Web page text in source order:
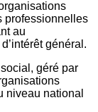
professionnelles
au
général.
géré par
niveau national